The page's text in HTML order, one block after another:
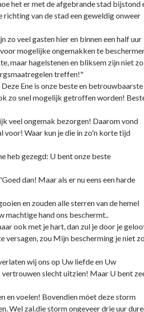
het er met de afgebrande stad bijstond
van de stad een geweldig onweer
zo veel gasten hier en binnen een half uur
mogelijke ongemakken te
maar hagelstenen en bliksem zijn niet zo
treffen!"
Ene is onze beste en betrouwbaarste
zo snel mogelijk getroffen worden!
veel ongemak bezorgen! Daarom vond
voor! Waar kun je die in zo'n korte tijd
heb gezegd: U bent onze beste
dan! Maar als er nu eens een harde
en zouden alle sterren van de hemel
machtige hand ons beschermt..
ook met je hart, dan zul je door je
versagen, zou Mijn bescherming je niet zo
wij ons op Uw liefde en Uw
vertrouwen slecht uitzien! Maar U bent
en voelen! Bovendien móet deze storm
Wel zal.die storm ongeveer drie uur